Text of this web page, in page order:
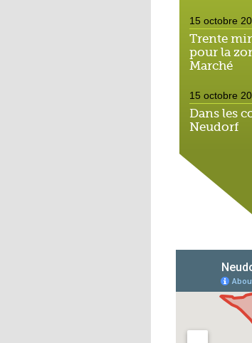
15 octobre
Trente
pour la
Marché
15 octobre
Dans les
Neudorf
15 octobre
Place du
vieux
clichés
14 octobre
Tapis